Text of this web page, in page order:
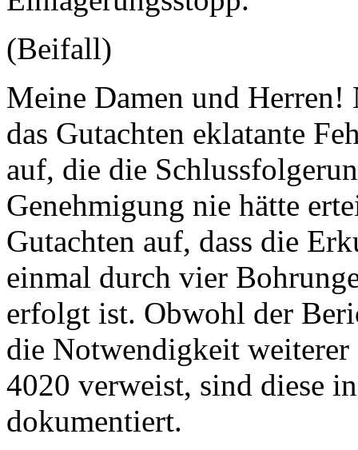
(Beifall)
Meine Damen und Herren!
das Gutachten eklatante
auf, die die
Genehmigung nie hätte
Gutachten auf, dass die
einmal durch vier
erfolgt ist. Obwohl der
die Notwendigkeit
4020 verweist, sind diese
dokumentiert.